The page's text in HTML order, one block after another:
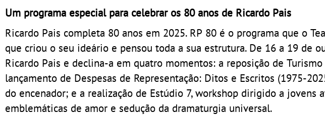
Um programa especial para celebrar os 80 anos de Ricardo Pais
Ricardo Pais completa 80 anos em 2025. RP 80 é o programa que o
que criou o seu ideário e pensou toda a sua estrutura. De 16 a 19 de
Ricardo Pais e declina-a em quatro momentos: a reposição de
lançamento de Despesas de Representação: Ditos e Escritos (1975-
do encenador; e a realização de Estúdio 7, workshop dirigido a jovens
emblemáticas de amor e sedução da dramaturgia universal.